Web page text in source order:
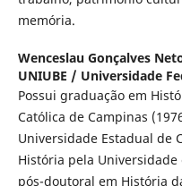
memória.
Wenceslau Gonçalves
UNIUBE / Universidade
Possui graduação em
Católica de Campinas
Universidade Estadual de
História pela Universidade
pós-doutoral em História